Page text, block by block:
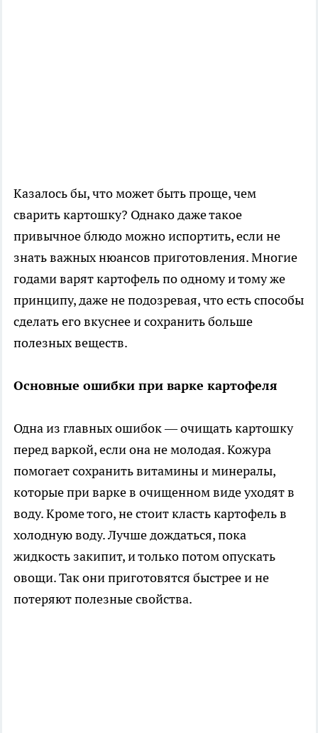
Казалось бы, что может быть проще, чем
сварить картошку? Однако даже такое
привычное блюдо можно испортить, если не
знать важных нюансов приготовления. Многие
годами варят картофель по одному и тому же
принципу, даже не подозревая, что есть способы
сделать его вкуснее и сохранить больше
полезных веществ.
Основные ошибки при варке картофеля
Одна из главных ошибок — очищать картошку
перед варкой, если она не молодая. Кожура
помогает сохранить витамины и минералы,
которые при варке в очищенном виде уходят в
воду. Кроме того, не стоит класть картофель в
холодную воду. Лучше дождаться, пока
жидкость закипит, и только потом опускать
овощи. Так они приготовятся быстрее и не
потеряют полезные свойства.